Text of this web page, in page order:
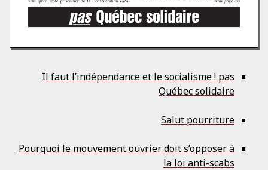
Il faut l’indépendance et le socialisme ! pas
Québec solidaire
Salut pourriture
Pourquoi le mouvement ouvrier doit s’opposer à
la loi anti-scabs